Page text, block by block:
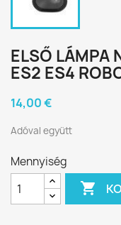
ELSŐ LÁMPA
ES2 ES4
14,00 €
Adóval együtt
Mennyiség
